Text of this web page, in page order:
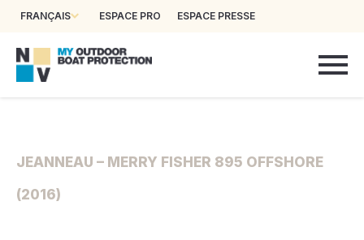
FRANÇAIS ESPACE PRO ESPACE PRESSE
JEANNEAU – MERRY FISHER 895 OFFSHORE
(2016)